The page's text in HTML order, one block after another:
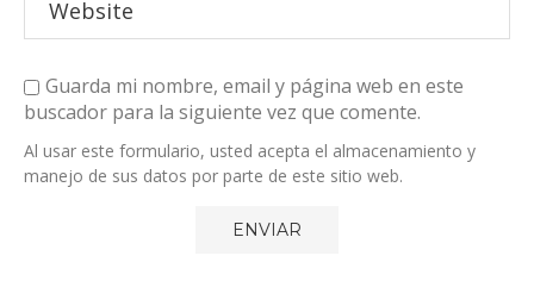
Guarda mi nombre, email y página web en este
buscador para la siguiente vez que comente.
Al usar este formulario, usted acepta el almacenamiento y
manejo de sus datos por parte de este sitio web.